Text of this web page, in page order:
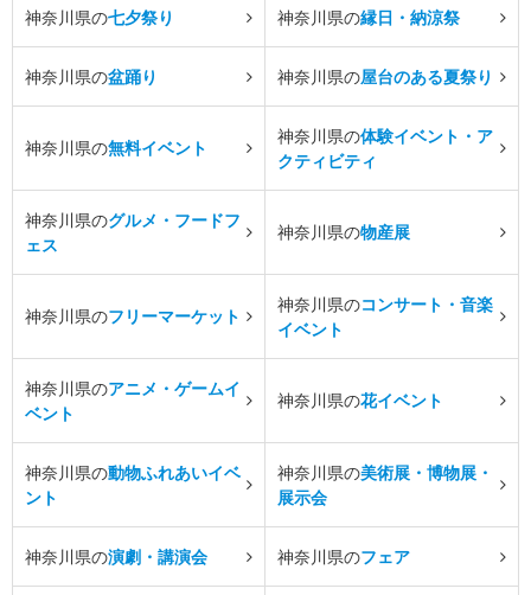
神奈川県の七夕祭り 神奈川県の縁日・納涼祭
神奈川県の盆踊り 神奈川県の屋台のある夏祭り
神奈川県の無料イベント
神奈川県の体験イベント・ア
クティビティ
神奈川県のグルメ・フードフ
ェス
神奈川県の物産展
神奈川県のフリーマーケット
神奈川県のコンサート・音楽
イベント
神奈川県のアニメ・ゲームイ
ベント
神奈川県の花イベント
神奈川県の動物ふれあいイベ
ント
神奈川県の美術展・博物展・
展示会
神奈川県の演劇・講演会 神奈川県のフェア